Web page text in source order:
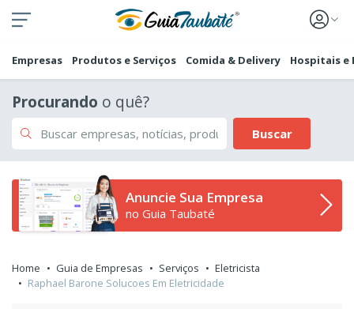
Empresas Produtos e Serviços Comida & Delivery Hospitais e
Procurando o quê?
Buscar
Anuncie Sua Empresa
no Guia Taubaté
Home Guia de Empresas Serviços
Eletricista
Raphael Barone Solucoes Em Eletricidade